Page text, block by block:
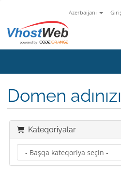
Azerbaijani
Domen
Kateqoriyalar